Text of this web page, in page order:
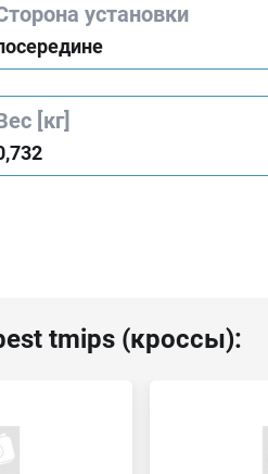
установки
[кг]
tmips (кроссы):